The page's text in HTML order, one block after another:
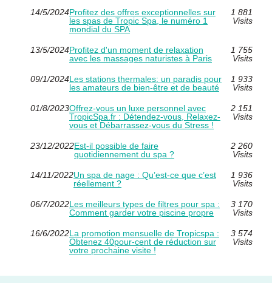
14/5/2024Profitez des offres exceptionnelles sur
les spas de Tropic Spa, le numéro 1
mondial du SPA
1 881
Visits
13/5/2024Profitez d'un moment de relaxation
avec les massages naturistes à Paris
1 755
Visits
09/1/2024Les stations thermales: un paradis pour
les amateurs de bien-être et de beauté
1 933
Visits
01/8/2023Offrez-vous un luxe personnel avec
TropicSpa.fr : Détendez-vous, Relaxez-
vous et Débarrassez-vous du Stress !
2 151
Visits
23/12/2022Est-il possible de faire
quotidiennement du spa ?
2 260
Visits
14/11/2022Un spa de nage : Qu’est-ce que c’est
réellement ?
1 936
Visits
06/7/2022Les meilleurs types de filtres pour spa :
Comment garder votre piscine propre
3 170
Visits
16/6/2022La promotion mensuelle de Tropicspa :
Obtenez 40pour-cent de réduction sur
votre prochaine visite !
3 574
Visits